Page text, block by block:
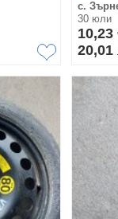
с.
30 юли
10,23
20,01